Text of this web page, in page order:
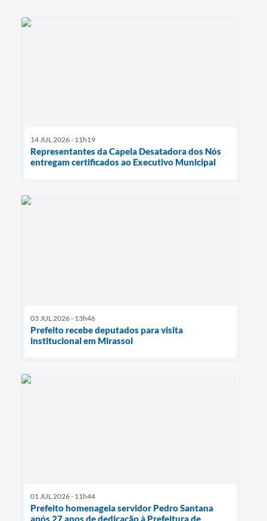
14 JUL 2026 - 11h19
Representantes da Capela Desatadora dos Nós
entregam certificados ao Executivo Municipal
03 JUL 2026 - 13h46
Prefeito recebe deputados para visita
institucional em Mirassol
01 JUL 2026 - 11h44
Prefeito homenageia servidor Pedro Santana
após 27 anos de dedicação à Prefeitura de